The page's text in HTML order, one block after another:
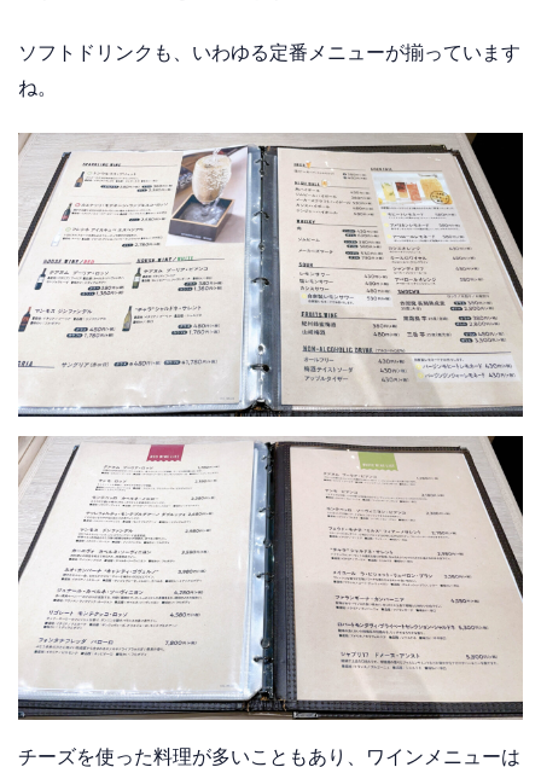
ソフトドリンクも、いわゆる定番メニューが揃っています
ね。
チーズを使った料理が多いこともあり、ワインメニューは